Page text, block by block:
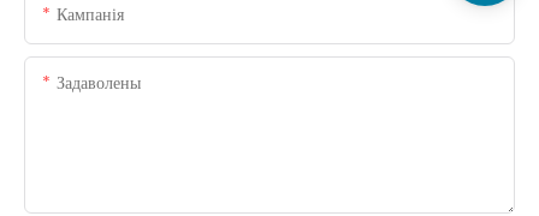
Кампанія
Задаволены